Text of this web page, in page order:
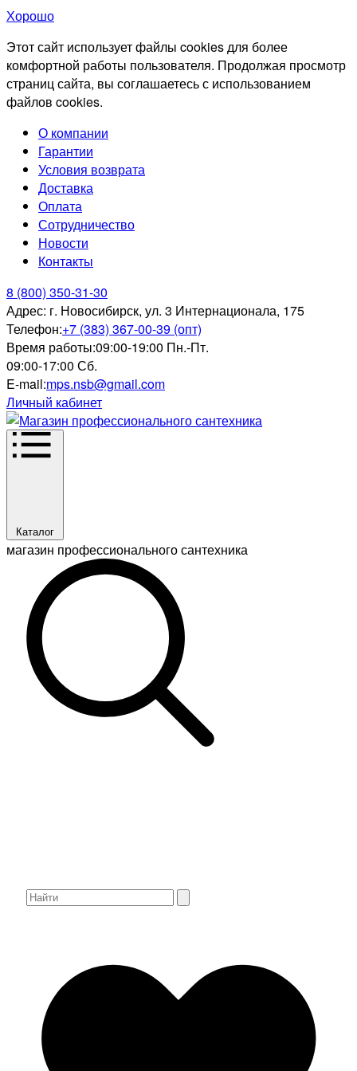
Хорошо
Этот сайт использует файлы cookies для более
комфортной работы пользователя. Продолжая просмотр
страниц сайта, вы соглашаетесь с использованием
файлов cookies.
О компании
Гарантии
Условия возврата
Доставка
Оплата
Сотрудничество
Новости
Контакты
8 (800) 350-31-30
Адрес: г. Новосибирск, ул. 3 Интернационала, 175
Телефон:+7 (383) 367-00-39 (опт)
Время работы:09:00-19:00 Пн.-Пт.
09:00-17:00 Сб.
E-mail:mps.nsb@gmail.com
Личный кабинет
Каталог
магазин профессионального сантехника